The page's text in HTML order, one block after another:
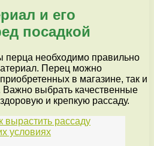
и его
посадкой
перца необходимо правильно
Перец можно
в магазине, так и
Важно выбрать качественные
и крепкую рассаду.
вырастить рассаду
условиях